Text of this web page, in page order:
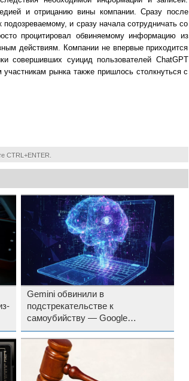
и отрицанию вины компании. Сразу после
и сразу начала сотрудничать со
процитировал обвиняемому информацию из
действиям. Компании не впервые приходится
совершивших суицид пользователей ChatGPT
рынка также пришлось столкнуться с
CTRL+ENTER.
Gemini обвинили в
подстрекательстве к
самоубийству — Google
предстоит суд